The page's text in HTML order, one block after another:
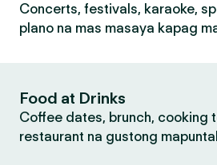
Concerts, festivals, karaoke,
plano na mas masaya kapag
Food at Drinks
Coffee dates, brunch, cooking
restaurant na gustong